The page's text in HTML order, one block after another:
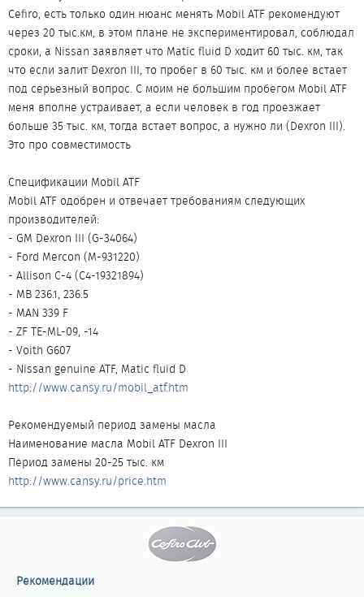
Cefiro, есть только один нюанс менять Mobil ATF рекомендуют
через 20 тыс.км, в этом плане не экспериментировал, соблюдал
сроки, а Nissan заявляет что Matic fluid D ходит 60 тыс. км, так
что если залит Dexron III, то пробег в 60 тыс. км и более встает
под серьезный вопрос. С моим не большим пробегом Mobil ATF
меня вполне устраивает, а если человек в год проезжает
больше 35 тыс. км, тогда встает вопрос, а нужно ли (Dexron III).
Это про совместимость
Спецификации Mobil ATF
Mobil ATF одобрен и отвечает требованиям следующих
производителей:
- GM Dexron III (G-34064)
- Ford Mercon (M-931220)
- Allison C-4 (C4-19321894)
- MB 236.1, 236.5
- MAN 339 F
- ZF TE-ML-09, -14
- Voith G607
- Nissan genuine ATF, Matic fluid D
http://www.cansy.ru/mobil_atf.htm
Рекомендуемый период замены масла
Наименование масла Mobil ATF Dexron III
Период замены 20-25 тыс. км
http://www.cansy.ru/price.htm
Рекомендации